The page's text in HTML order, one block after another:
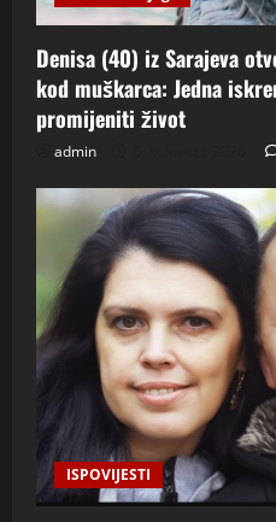
Denisa (40) iz Sarajeva
kod muškarca: Jedna
promijeniti život
admin
ISPOVIJESTI